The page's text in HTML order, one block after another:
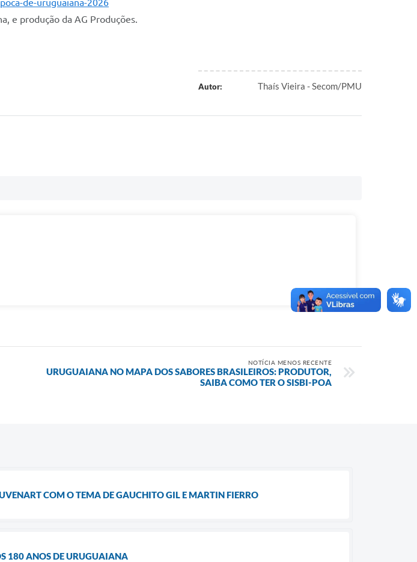
de-uruguaiana-2026
e produção da AG Produções.
Autor: Thaís Vieira - Secom/PMU
NOTÍCIA MENOS RECENTE
URUGUAIANA NO MAPA DOS SABORES BRASILEIROS: PRODUTOR,
SAIBA COMO TER O SISBI-POA
COM O TEMA DE GAUCHITO GIL E MARTIN FIERRO
180 ANOS DE URUGUAIANA